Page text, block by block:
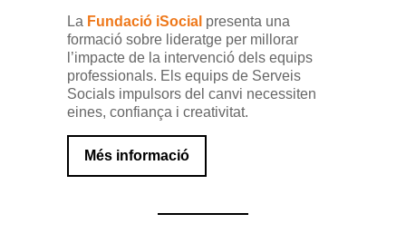
La Fundació iSocial presenta una
formació sobre lideratge per millorar
l’impacte de la intervenció dels equips
professionals. Els equips de Serveis
Socials impulsors del canvi necessiten
eines, confiança i creativitat.
Més informació